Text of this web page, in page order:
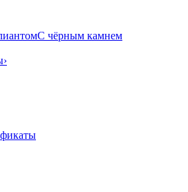
С чёрным камнем
›